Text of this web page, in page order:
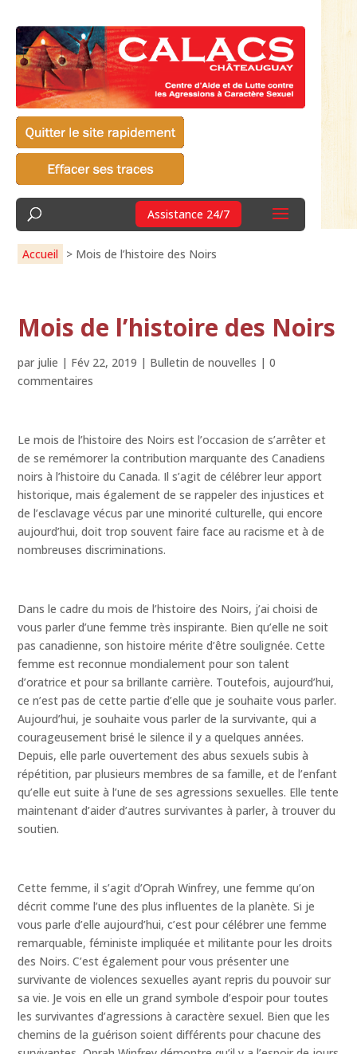
Assistance 24/7
Accueil > Mois de l’histoire des Noirs
Mois de l’histoire des Noirs
par julie | Fév 22, 2019 | Bulletin de nouvelles |0
commentaires
Le mois de l’histoire des Noirs est l’occasion de s’arrêter et
de se remémorer la contribution marquante des Canadiens
noirs à l’histoire du Canada. Il s’agit de célébrer leur apport
historique, mais également de se rappeler des injustices et
de l’esclavage vécus par une minorité culturelle, qui encore
aujourd’hui, doit trop souvent faire face au racisme et à de
nombreuses discriminations.
Dans le cadre du mois de l’histoire des Noirs, j’ai choisi de
vous parler d’une femme très inspirante. Bien qu’elle ne soit
pas canadienne, son histoire mérite d’être soulignée. Cette
femme est reconnue mondialement pour son talent
d’oratrice et pour sa brillante carrière. Toutefois, aujourd’hui,
ce n’est pas de cette partie d’elle que je souhaite vous parler.
Aujourd’hui, je souhaite vous parler de la survivante, qui a
courageusement brisé le silence il y a quelques années.
Depuis, elle parle ouvertement des abus sexuels subis à
répétition, par plusieurs membres de sa famille, et de l’enfant
qu’elle eut suite à l’une de ses agressions sexuelles. Elle tente
maintenant d’aider d’autres survivantes à parler, à trouver du
soutien.
Cette femme, il s’agit d’Oprah Winfrey, une femme qu’on
décrit comme l’une des plus influentes de la planète. Si je
vous parle d’elle aujourd’hui, c’est pour célébrer une femme
remarquable, féministe impliquée et militante pour les droits
des Noirs. C’est également pour vous présenter une
survivante de violences sexuelles ayant repris du pouvoir sur
sa vie. Je vois en elle un grand symbole d’espoir pour toutes
les survivantes d’agressions à caractère sexuel. Bien que les
chemins de la guérison soient différents pour chacune des